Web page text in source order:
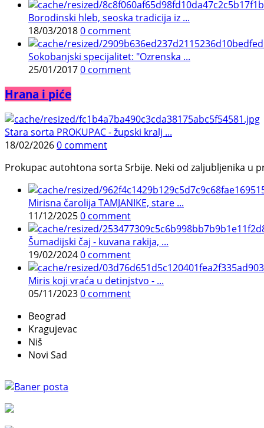
Borodinski hleb, seoska tradicija iz ...
18/03/20180 comment
Sokobanjski specijalitet: "Ozrenska ...
25/01/20170 comment
Hrana i piće
Stara sorta PROKUPAC - župski kralj ...
18/02/20260 comment
Prokupac autohtona sorta Srbije. Neki od zaljubljenika u
Mirisna čarolija TAMJANIKE, stare ...
11/12/20250 comment
Šumadijski čaj - kuvana rakija, ...
19/02/20240 comment
Miris koji vraća u detinjstvo - ...
05/11/20230 comment
Beograd
Kragujevac
Niš
Novi Sad